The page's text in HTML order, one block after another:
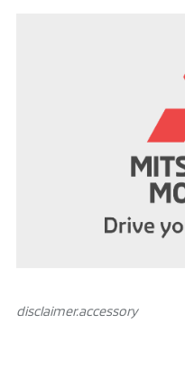
disclaimer.аccessory